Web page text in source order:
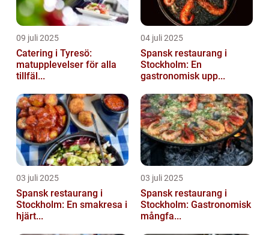
09 juli 2025
Catering i Tyresö:
matupplevelser för alla
tillfäl...
04 juli 2025
Spansk restaurang i
Stockholm: En
gastronomisk upp...
03 juli 2025
Spansk restaurang i
Stockholm: En smakresa i
hjärt...
03 juli 2025
Spansk restaurang i
Stockholm: Gastronomisk
mångfa...